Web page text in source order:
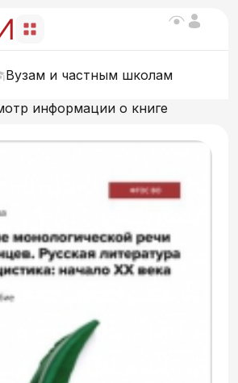
Вузам и частным школам
информации о книге